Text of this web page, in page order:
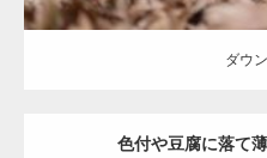
ダウ
色付や豆腐に落て